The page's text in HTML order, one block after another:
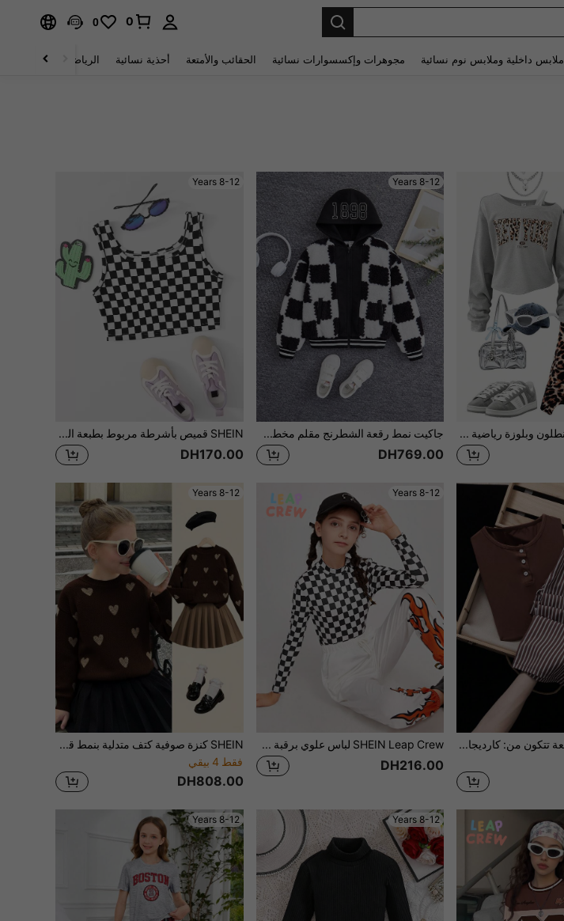
0
0
ملابس داخلية وملابس نوم نسائية مجوهرات وإكسسوارات نسائية الحقائب والأمتعة أحذية نسائية الرياضة والأنشطة
SHEIN مجموعة بنطلون وبلوزة رياضية للفتيات المراهقات بطبعة نمر فينتاج وشعار نيويورك، بتصميم لاسيمتري وطباعة رقعية
8-12 Years
جاكيت نمط رقعة الشطرنج مقلم مخطط قبعة الصوف القطبي بنت طفل
DH769.00
8-12 Years
SHEIN قميص بأشرطة مربوط بطبعة المربعات لفتاة ما قبل البلوغ
DH170.00
مجموعة من 2 قطعة تتكون من: كارديجان بني كاجوال أنيق مع ملابس علوية قصيرة الأكمام مناسبة + بنطلون واسع الساق مخطط بالبني والأبيض بطراز رجعي، مناسبة للارتداء اليومي والحفلات في فصلي الربيع والصيف
8-12 Years
SHEIN Leap Crew لباس علوي برقبة مرتفعة لفتاة المراهقة بطبعات مربعات
DH216.00
8-12 Years
SHEIN كنزة صوفية كتف متدلية بنمط قلب وتنورة بني داكن مطوية قطعتان للبنات المراهقات، للارتداء اليومي، العودة إلى المدرسة، المناسبات العادية، دافئة للخريف والشتاء، للارتداء اليومي
فقط 4 بيقي
DH808.00
8-12 Years
8-12 Years